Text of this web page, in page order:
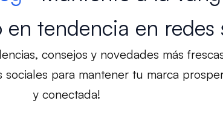
tendencia en redes
consejos y novedades más
para mantener tu marca
y conectada!